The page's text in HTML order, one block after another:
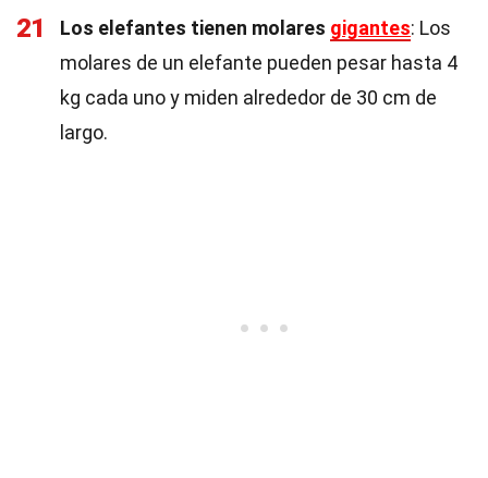
21 Los elefantes tienen molares gigantes: Los
molares de un elefante pueden pesar hasta 4
kg cada uno y miden alrededor de 30 cm de
largo.